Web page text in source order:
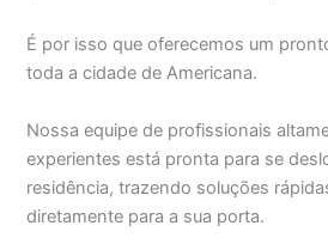
É por isso que oferecemos um
toda a cidade de Americana.
Nossa equipe de profissionais
experientes está pronta para se
residência, trazendo soluções
diretamente para a sua porta.